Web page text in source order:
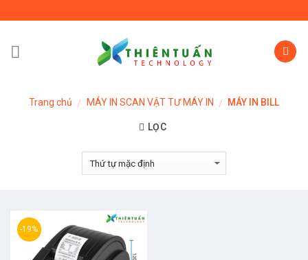
to
Trang chủ / MÁY IN SCAN VẬT TƯ MÁY IN / MÁY IN BILL
LỌC
-19%